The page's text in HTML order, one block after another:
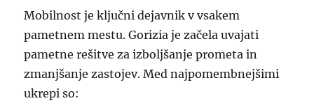
Mobilnost je ključni dejavnik v vsakem
pametnem mestu. Gorizia je začela uvajati
pametne rešitve za izboljšanje prometa in
zmanjšanje zastojev. Med najpomembnejšimi
ukrepi so: